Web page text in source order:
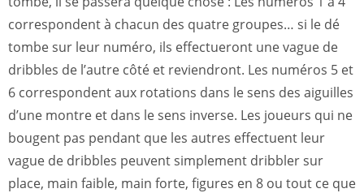
correspondent à chacun des quatre groupes… si le dé
tombe sur leur numéro, ils effectueront une vague de
dribbles de l’autre côté et reviendront. Les numéros 5 et
6 correspondent aux rotations dans le sens des aiguilles
d’une montre et dans le sens inverse. Les joueurs qui ne
bougent pas pendant que les autres effectuent leur
vague de dribbles peuvent simplement dribbler sur
place, main faible, main forte, figures en 8 ou tout ce que